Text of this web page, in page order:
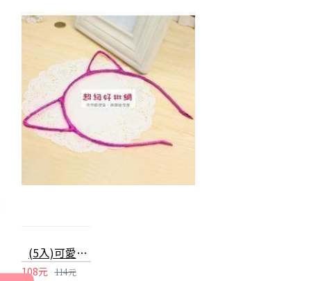
(5入)可愛立體貓耳朵髮箍 髮圈 兒童 成人 創意變裝飾品 亮色頭箍
108元 114元